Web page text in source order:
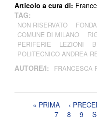
Articolo a cura di:
TAG:
NON RISERVATO
COMUNE DI MILANO
PERIFERIE
LEZIONI
POLITECNICO ANDREA
AUTORE/I: FRANCESCA
Pagine« PRIMA ‹
7
8 9